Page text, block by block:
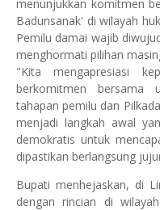
menunjukkan komitmen
Badunsanak' di wilayah
Pemilu damai wajib
menghormati pilihan
"Kita mengapresiasi
berkomitmen bersama
tahapan pemilu dan
menjadi langkah awal
demokratis untuk
dipastikan berlangsung
Bupati menhejaskan, di
dengan rincian di